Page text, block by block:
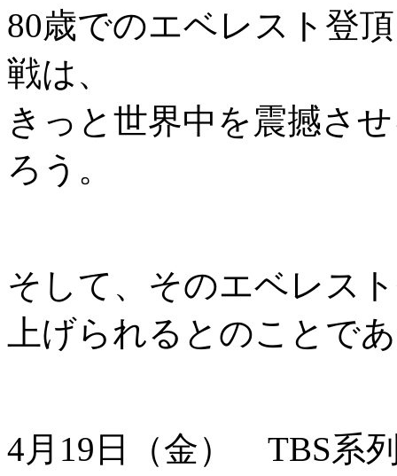
80歳でのエベレスト登
戦は、
きっと世界中を震撼さ
ろう。
そして、そのエベレス
上げられるとのことで
4月19日（金） TBS系